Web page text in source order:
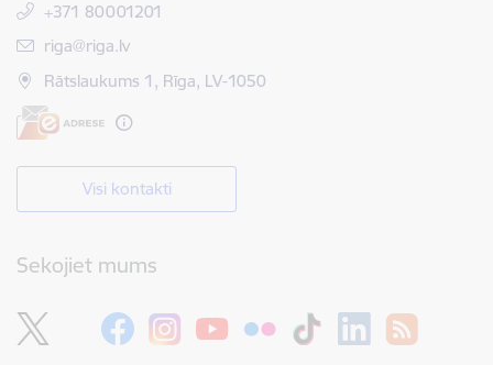
+371 80001201
E-pasts:
riga@riga.lv
Rātslaukums 1, Rīga, LV-1050
Visi kontakti
Sekojiet mums